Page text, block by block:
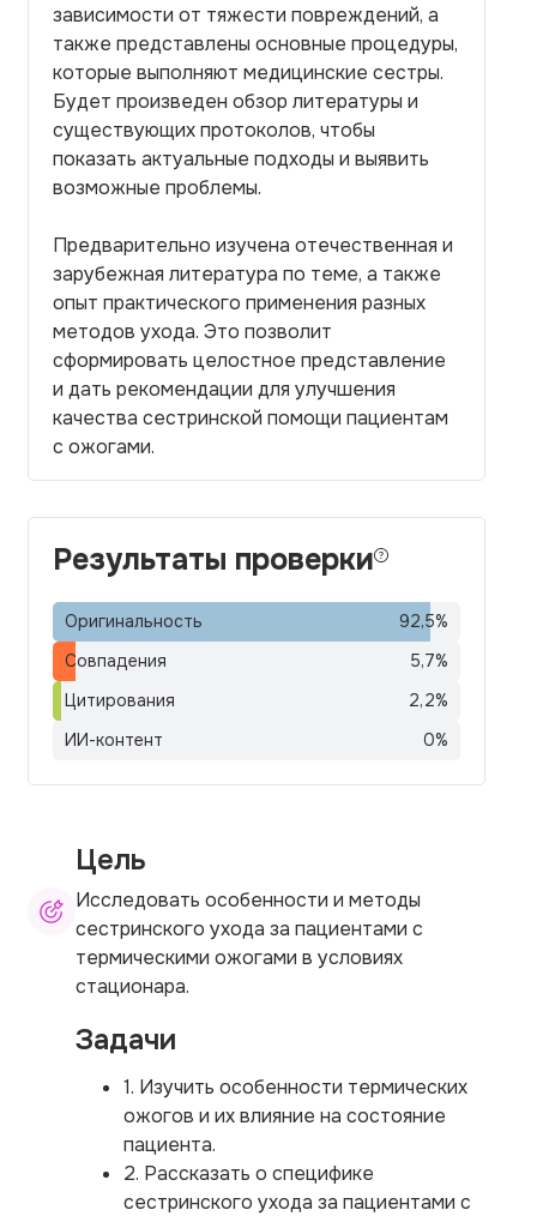
зависимости от тяжести повреждений, а
также представлены основные процедуры,
которые выполняют медицинские сестры.
Будет произведен обзор литературы и
существующих протоколов, чтобы
показать актуальные подходы и выявить
возможные проблемы.
Предварительно изучена отечественная и
зарубежная литература по теме, а также
опыт практического применения разных
методов ухода. Это позволит
сформировать целостное представление
и дать рекомендации для улучшения
качества сестринской помощи пациентам
с ожогами.
Результаты проверки
Оригинальность 92,5%
Совпадения
5,7%
Цитирования
2,2%
ИИ-контент
0%
Цель
Исследовать особенности и методы
сестринского ухода за пациентами с
термическими ожогами в условиях
стационара.
Задачи
1. Изучить особенности термических
ожогов и их влияние на состояние
пациента.
2. Рассказать о специфике
сестринского ухода за пациентами с